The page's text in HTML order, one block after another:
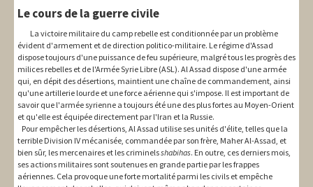
Le cours de la guerre civile
La victoire militaire du camp rebelle est conditionnée par un problème
évident d'armement et de direction politico-militaire. Le régime d'Assad
dispose toujours d'une puissance de feu supérieure, malgré tous les progrès des
milices rebelles et de l'Armée Syrie Libre (ASL). Al Assad dispose d'une armée
qui, en dépit des désertions, maintient une chaîne de commandement, ainsi
qu'une artillerie lourde et une force aérienne qui s'impose. Il est important de
savoir que l'armée syrienne a toujours été une des plus fortes au Moyen-Orient
et qu'elle est équipée directement par l'Iran et la Russie.
Pour empêcher les désertions, Al Assad utilise ses unités d'élite, telles que la
terrible Division IV mécanisée, commandée par son frère, Maher Al-Assad, et
bien sûr, les mercenaires et les criminelsshabihas. En outre, ces derniers mois,
ses actions militaires sont soutenues en grande partie par les frappes
aériennes. Cela provoque une forte mortalité parmi les civils et empêche